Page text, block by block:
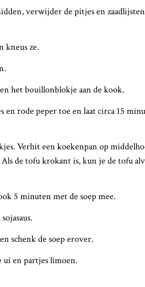
verwijder de pitjes en
kneus ze.
het bouillonblokje aan de kook.
en rode peper toe en laat circa 15
Verhit een koekenpan op
de tofu krokant is, kun je de tofu
5 minuten met de soep mee.
schenk de soep erover.
ui en partjes limoen.